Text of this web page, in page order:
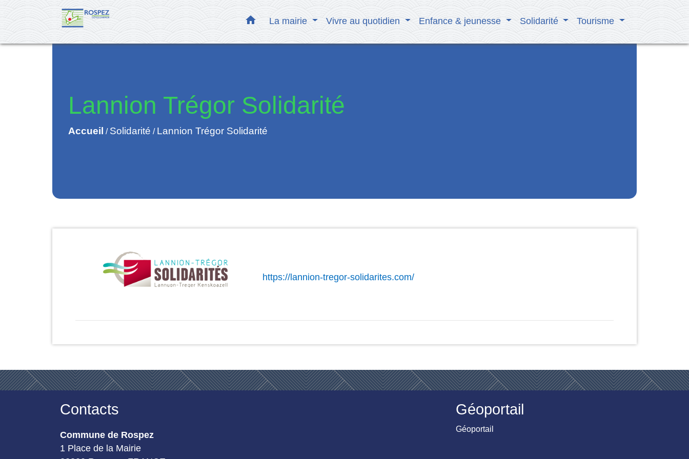
home La mairie Vivre au quotidien Enfance & jeunesse Solidarité Tourisme
Lannion Trégor Solidarité
Accueil / Solidarité / Lannion Trégor Solidarité
https://lannion-tregor-solidarites.com/
Contacts
Commune de Rospez
1 Place de la Mairie
Géoportail
Géoportail